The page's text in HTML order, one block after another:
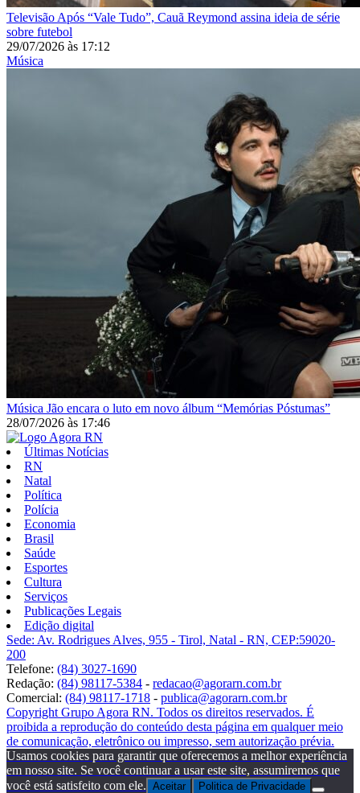
Televisão Após “Vale Tudo”, Cauã Reymond assina ideia de série
sobre futebol
29/07/2026 às 17:12
Música
Música Jão encara o luto em novo álbum “Memórias Póstumas”
28/07/2026 às 17:46
Últimas Notícias
RN
Natal
Política
Polícia
Economia
Brasil
Saúde
Esportes
Cultura
Serviços
Publicações Legais
Edição digital
Sede: Av. Rodrigues Alves, 955 - Tirol, Natal - RN, CEP:59020-
200
Telefone: (84) 3027-1690
Redação: (84) 98117-5384 - redacao@agorarn.com.br
Comercial: (84) 98117-1718 - publica@agorarn.com.br
Copyright Grupo Agora RN. Todos os direitos reservados. É
proibida a reprodução do conteúdo desta página em qualquer meio
de comunicação, eletrônico ou impresso, sem autorização prévia.
Usamos cookies para garantir que oferecemos a melhor experiência
em nosso site. Se você continuar a usar este site, assumiremos que
você está satisfeito com ele. Aceitar Politica de Privacidade